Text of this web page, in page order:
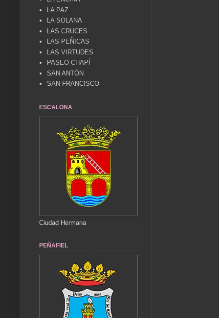
LA PAZ
LA SOLANA
LAS CRUCES
LAS PEÑICAS
LAS VIRTUDES
PASEO CHAPÍ
SAN ANTÓN
SAN FRANCISCO
ESCALONA
Ciudad Hermana
PEÑAFIEL